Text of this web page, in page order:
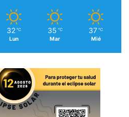
32 ℃
Lun
35 ℃
Mar
37 ℃
Mié